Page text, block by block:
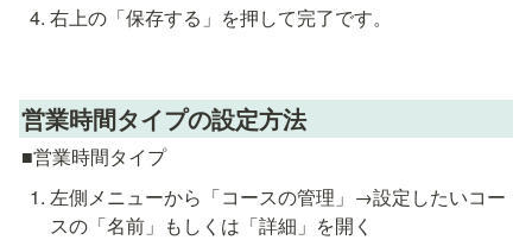
右上の「保存する」を押して完了です。
営業時間タイプの設定方法
■営業時間タイプ
左側メニューから「コースの管理」→設定したいコー
スの「名前」もしくは「詳細」を開く